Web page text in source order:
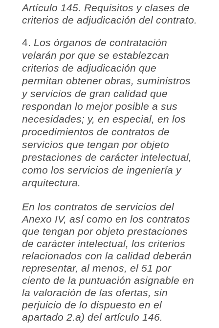
Artículo 145. Requisitos y clases de
criterios de adjudicación del contrato.
Los órganos de contratación
velarán por que se establezcan
criterios de adjudicación que
permitan obtener obras, suministros
y servicios de gran calidad que
respondan lo mejor posible a sus
necesidades; y, en especial, en los
procedimientos de contratos de
servicios que tengan por objeto
prestaciones de carácter intelectual,
como los servicios de ingeniería y
arquitectura.
En los contratos de servicios del
Anexo IV, así como en los contratos
que tengan por objeto prestaciones
de carácter intelectual, los criterios
relacionados con la calidad deberán
representar, al menos, el 51 por
ciento de la puntuación asignable en
la valoración de las ofertas, sin
perjuicio de lo dispuesto en el
apartado 2.a) del artículo 146.